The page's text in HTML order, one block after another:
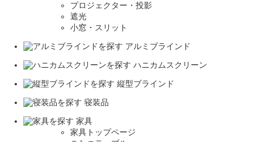
プロジェクター・投影
遮光
小窓・スリット
アルミブラインド
ハニカムスクリーン
縦型ブラインド
寝装品
家具
家具トップページ